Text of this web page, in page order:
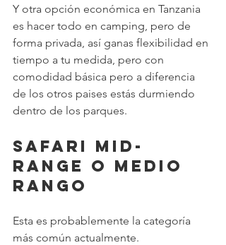
Y otra opción económica en Tanzania
es hacer todo en camping, pero de
forma privada, así ganas flexibilidad en
tiempo a tu medida, pero con
comodidad básica pero a diferencia
de los otros paises estás durmiendo
dentro de los parques.
Safari Mid-
Range o Medio
Rango
Esta es probablemente la categoría
más común actualmente.